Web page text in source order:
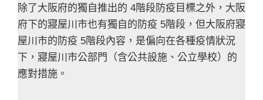
除了大阪府的獨自推出的 4階段防疫目標之外，大阪
府下的寢屋川市也有獨自的防疫 5階段，但大阪府寢
屋川市的防疫 5階段內容，是偏向在各種疫情狀況
下，寢屋川市公部門（含公共設施、公立學校）的
應對措施。